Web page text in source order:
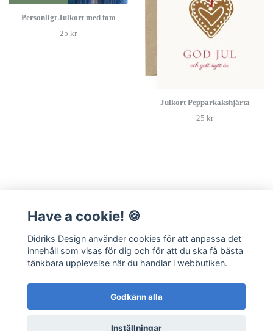
Personligt Julkort med foto
25 kr
Julkort Pepparkakshjärta
25 kr
Läs mer
Kontakt
Frågor & Svar
Hållbarhet
Köpvillkor
Have a cookie! 🍪
Didriks Design använder cookies för att anpassa det
innehåll som visas för dig och för att du ska få bästa
tänkbara upplevelse när du handlar i webbutiken.
Godkänn alla
Inställningar